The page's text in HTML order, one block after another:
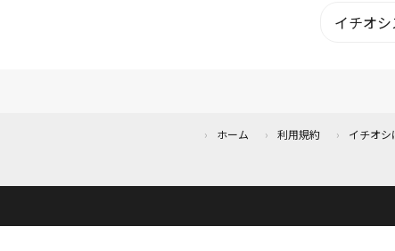
イチオ
ホーム 利用規約 イチオシ